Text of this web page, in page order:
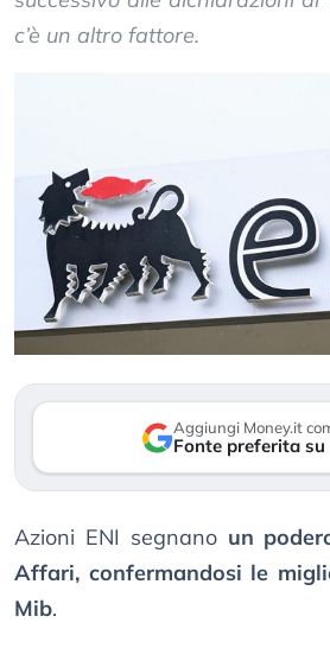
c’è un altro fattore.
Aggiungi Money.it
Fonte preferita su
Azioni ENI segnano un
Affari, confermandosi le
Mib.